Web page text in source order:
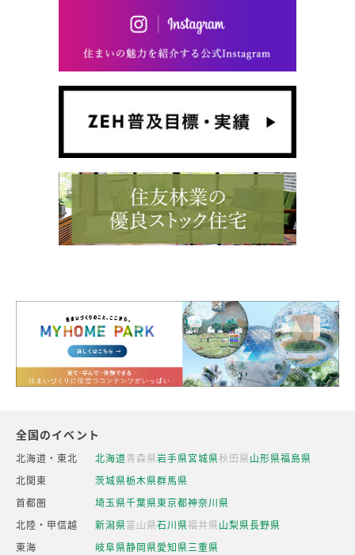
全国のイベント
北海道・東北 北海道青森県岩手県宮城県秋田県山形県福島県
北関東
茨城県栃木県群馬県
首都圏
埼玉県千葉県東京都神奈川県
北陸・甲信越
新潟県富山県石川県福井県山梨県長野県
東海
岐阜県静岡県愛知県三重県